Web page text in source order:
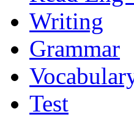
Writing
Grammar
Test